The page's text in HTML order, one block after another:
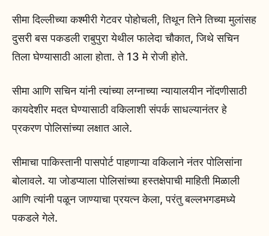
सीमा दिल्लीच्या कश्मीरी गेटवर पोहोचली, तिथून तिने तिच्या मुलांसह
दुसरी बस पकडली राबुपुरा येथील फालेदा चौकात, जिथे सचिन
तिला घेण्यासाठी आला होता. ते 13 मे रोजी होते.
सीमा आणि सचिन यांनी त्यांच्या लग्नाच्या न्यायालयीन नोंदणीसाठी
कायदेशीर मदत घेण्यासाठी वकिलाशी संपर्क साधल्यानंतर हे
प्रकरण पोलिसांच्या लक्षात आले.
सीमाचा पाकिस्तानी पासपोर्ट पाहणाऱ्या वकिलाने नंतर पोलिसांना
बोलावले. या जोडप्याला पोलिसांच्या हस्तक्षेपाची माहिती मिळाली
आणि त्यांनी पळून जाण्याचा प्रयत्न केला, परंतु बल्लभगडमध्ये
पकडले गेले.